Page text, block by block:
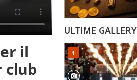
il
club
ULTIME GALLERY